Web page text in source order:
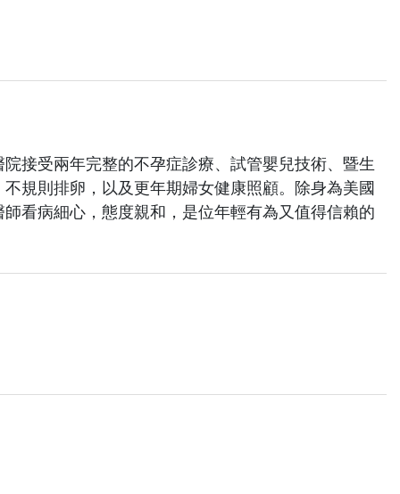
接受兩年完整的不孕症診療、試管嬰兒技術、暨生
規則排卵，以及更年期婦女健康照顧。除身為美國
看病細心，態度親和，是位年輕有為又值得信賴的